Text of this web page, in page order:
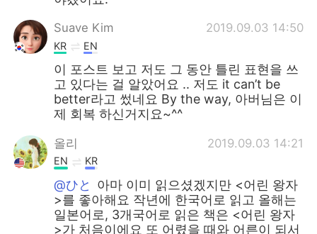
Suave Kim 2019.09.03 14:50
KR EN
이 포스트 보고 저도 그 동안 틀린 표현을 쓰
고 있다는 걸 알았어요 .. 저도 it can’t be
better라고 썼네요 By the way, 아버님은 이
제 회복 하신거지요~^^
올리 2019.09.03 14:21
EN KR
@ひと
아마 이미 읽으셨겠지만 <어린 왕자
>를 좋아해요 작년에 한국어로 읽고 올해는
일본어로, 3개국어로 읽은 책은 <어린 왕자
>가 처음이에요 또 어렸을 때와 어른이 되서